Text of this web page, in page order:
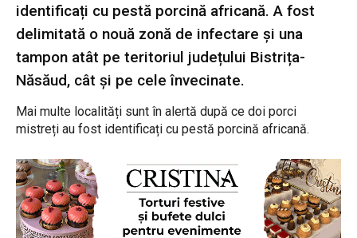
identificați cu pestă porcină africană. A fost
delimitată o nouă zonă de infectare și una
tampon atât pe teritoriul județului Bistrița-
Năsăud, cât și pe cele învecinate.
Mai multe localități sunt în alertă după ce doi porci
mistreți au fost identificați cu pestă porcină africană.